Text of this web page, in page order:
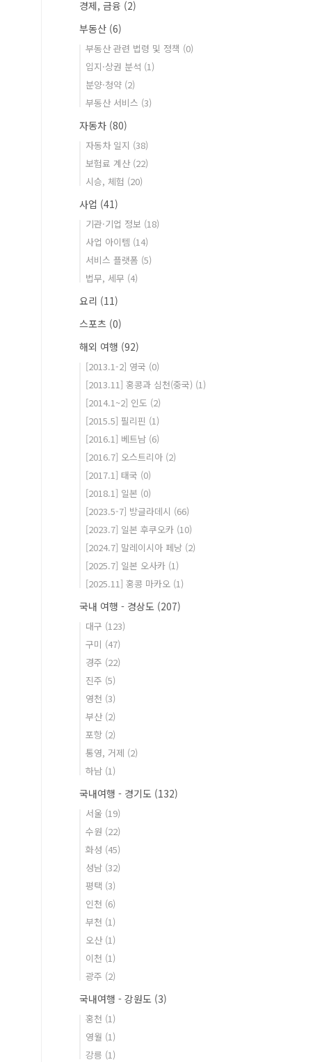
경제, 금융 (2)
부동산 (6)
부동산 관련 법령 및 정책 (0)
입지·상권 분석 (1)
분양·청약 (2)
부동산 서비스 (3)
자동차 (80)
자동차 일지 (38)
보험료 계산 (22)
시승, 체험 (20)
사업 (41)
기관·기업 정보 (18)
사업 아이템 (14)
서비스 플랫폼 (5)
법무, 세무 (4)
요리 (11)
스포츠 (0)
해외 여행 (92)
[2013.1-2] 영국 (0)
[2013.11] 홍콩과 심천(중국) (1)
[2014.1~2] 인도 (2)
[2015.5] 필리핀 (1)
[2016.1] 베트남 (6)
[2016.7] 오스트리아 (2)
[2017.1] 태국 (0)
[2018.1] 일본 (0)
[2023.5-7] 방글라데시 (66)
[2023.7] 일본 후쿠오카 (10)
[2024.7] 말레이시아 페낭 (2)
[2025.7] 일본 오사카 (1)
[2025.11] 홍콩 마카오 (1)
국내 여행 - 경상도 (207)
대구 (123)
구미 (47)
경주 (22)
진주 (5)
영천 (3)
부산 (2)
포항 (2)
통영, 거제 (2)
하남 (1)
국내여행 - 경기도 (132)
서울 (19)
수원 (22)
화성 (45)
성남 (32)
평택 (3)
인천 (6)
부천 (1)
오산 (1)
이천 (1)
광주 (2)
국내여행 - 강원도 (3)
홍천 (1)
영월 (1)
강릉 (1)